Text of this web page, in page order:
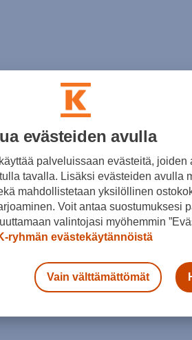
evästeiden avulla
palveluissaan evästeitä, joiden
tavalla. Lisäksi evästeiden avulla
mahdollistetaan yksilöllinen
Voit antaa suostumuksesi
valintojasi myöhemmin
ryhmän evästekäytännöistä
Vain välttämättömät